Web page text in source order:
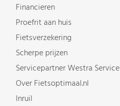
Financieren
Proefrit aan huis
Fietsverzekering
Scherpe prijzen
Servicepartner Westra Service
Over Fietsoptimaal.nl
Inruil